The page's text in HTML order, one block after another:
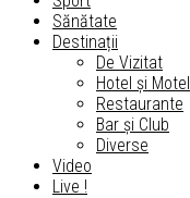
Sănătate
Destinații
De Vizitat
Hotel și Motel
Restaurante
Bar și Club
Diverse
Video
Live !